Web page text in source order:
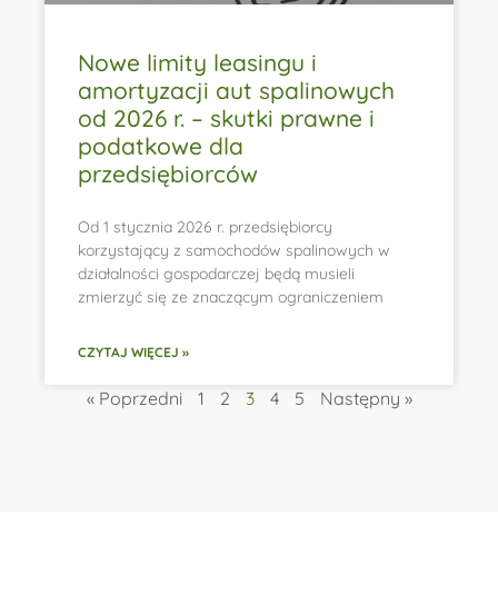
Nowe limity leasingu i
amortyzacji aut spalinowych
od 2026 r. – skutki prawne i
podatkowe dla
przedsiębiorców
Od 1 stycznia 2026 r. przedsiębiorcy
korzystający z samochodów spalinowych w
działalności gospodarczej będą musieli
zmierzyć się ze znaczącym ograniczeniem
CZYTAJ WIĘCEJ »
« Poprzedni 1 2 3 4 5 Następny »